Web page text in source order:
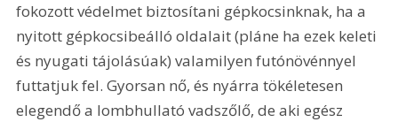
fokozott védelmet biztosítani gépkocsinknak, ha a
nyitott gépkocsibeálló oldalait (pláne ha ezek keleti
és nyugati tájolásúak) valamilyen futónövénnyel
futtatjuk fel. Gyorsan nő, és nyárra tökéletesen
elegendő a lombhullató vadszőlő, de aki egész